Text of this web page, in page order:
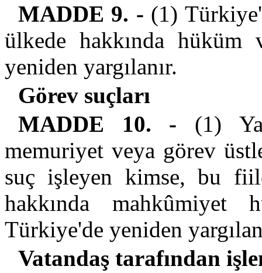
MADDE 9. - (1)
ülkede hakkında
yeniden yargılanır.
Görev suçları
MADDE 10. - (1)
memuriyet veya görev
suç işleyen kimse, bu
hakkında
Türkiye'de yeniden
Vatandaş tarafından